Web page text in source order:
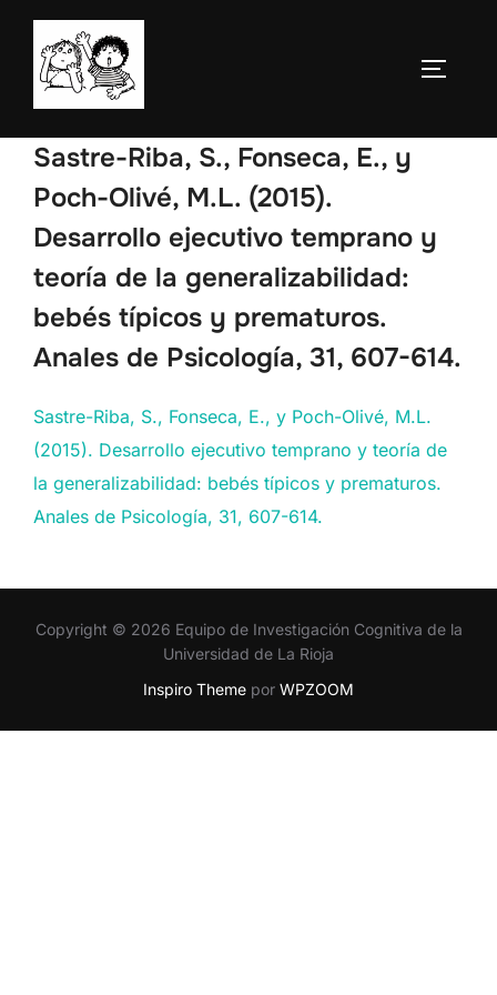
Saltar
contenido
Sastre-Riba, S., Fonseca, E., y
Poch-Olivé, M.L. (2015).
Desarrollo ejecutivo temprano y
teoría de la generalizabilidad:
bebés típicos y prematuros.
Anales de Psicología, 31, 607-614.
Sastre-Riba, S., Fonseca, E., y Poch-Olivé, M.L.
(2015). Desarrollo ejecutivo temprano y teoría de
la generalizabilidad: bebés típicos y prematuros.
Anales de Psicología, 31, 607-614.
Copyright © 2026 Equipo de Investigación Cognitiva de la
Universidad de La Rioja
Inspiro Theme por WPZOOM